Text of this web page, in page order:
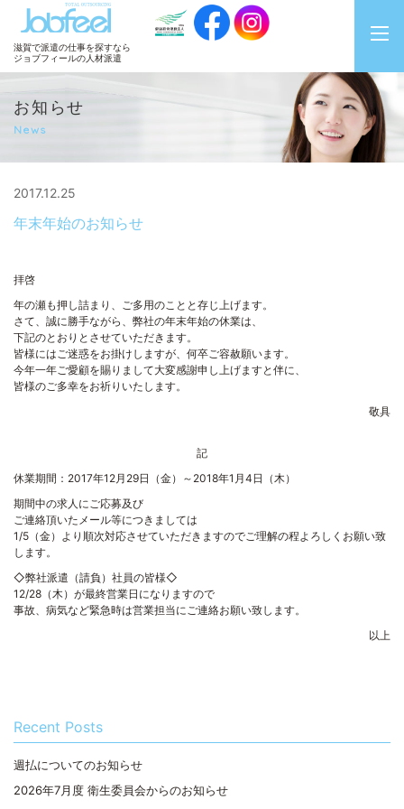
JobFeel
滋賀で派遣の仕事を探すなら
ジョブフィールの人材派遣
お知らせ
News
2017.12.25
年末年始のお知らせ
拝啓
年の瀬も押し詰まり、ご多用のことと存じ上げます。
さて、誠に勝手ながら、弊社の年末年始の休業は、
下記のとおりとさせていただきます。
皆様にはご迷惑をお掛けしますが、何卒ご容赦願います。
今年一年ご愛顧を賜りまして大変感謝申し上げますと伴に、
皆様のご多幸をお祈りいたします。
敬具
記
休業期間：2017年12月29日（金）～2018年1月4日（木）
期間中の求人にご応募及び
ご連絡頂いたメール等につきましては
1/5（金）より順次対応させていただきますのでご理解の程よろしくお願い致
します。
◇弊社派遣（請負）社員の皆様◇
12/28（木）が最終営業日になりますので
事故、病気など緊急時は営業担当にご連絡お願い致します。
以上
Recent Posts
週払についてのお知らせ
2026年7月度 衛生委員会からのお知らせ